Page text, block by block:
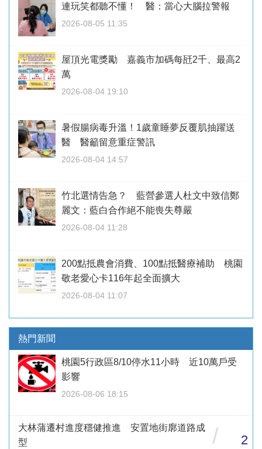
連玩笑都聽不懂！ 醫：當心大腦拉警報
2026-08-05 11:35
屋頂光電獎勵 嘉義市加碼每瓩2千、最高2
萬
2026-08-04 19:10
暑假腸病毒升溫！1歲童睡夢反覆肌抽躍送
醫 醫籲留意重症警訊
2026-08-04 14:57
竹北選情告急？ 藍營參選人杜文中致信鄭
麗文：藍白合作絕不能喪失尊嚴
2026-08-04 11:28
200點抵農會消費、100點抵醫療補助 桃園
敬老愛心卡116年起全面擴大
2026-08-04 11:07
熱門新聞
桃園5行政區8/10停水11小時 近10萬戶受
影響
2026-08-06 18:15
大林蒲遷村進度穩健推進 安置地街廓道路成
型
/ 2